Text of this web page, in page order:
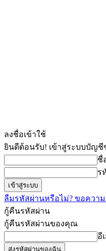
ลงชื่อเข้าใช้
ยินดีต้อนรับ! เข้าสู่ระบบบัญ
ชื่
ร
ลืมรหัสผ่านหรือไม่? ขอความ
กู้คืนรหัสผ่าน
กู้คืนรหัสผ่านของคุณ
อี